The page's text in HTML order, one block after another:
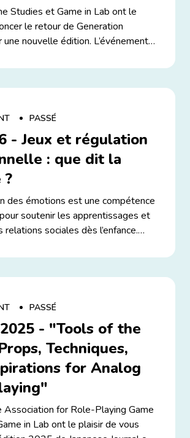
Studies et Game in Lab ont le
le retour de Generation
nouvelle édition. L’événement
tous·tes sur inscription. Toutes les
seront enregistrées et disponibles
explore le thème « GREEN », et
à explorer les différentes
et dimensions culturelles de cette
et complexe. Generation Analog
aux chercheur·es, enseignant·es,
PASSÉ
- Jeux et régulation
: que dit la
?
des émotions est une compétence
soutenir les apprentissages et
relations sociales dès l’enfance.
ces habiletés, en mobilisant
gestion de la frustration et
résultats de recherches
l’utilisation des jeux de société
de régulation émotionnelle.
les pratiques ludiques
à développer l’autorégulation et
à mieux gérer ses propres
comportements. Retrouvez la
par Eric Lambert,
PASSÉ
- "Tools of the
Techniques,
for Analog
Association for Role-Playing Game
in Lab ont le plaisir de vous